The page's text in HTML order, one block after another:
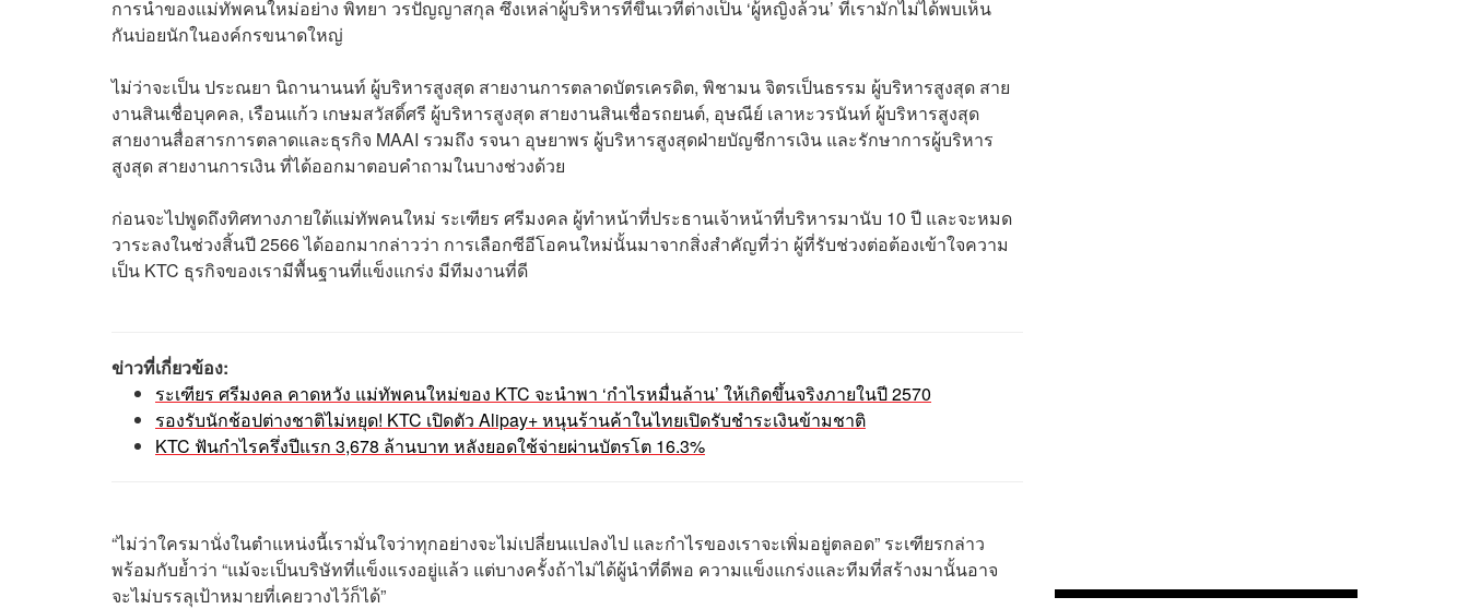
การนำของแม่ทัพคนใหม่อย่าง พิทยา วรปัญญาสกุล ซึ่งเหล่าผู้บริหารที่ขึ้นเวทีต่างเป็น ‘ผู้หญิงล้วน’ ที่เรามักไม่ได้พบเห็น
กันบ่อยนักในองค์กรขนาดใหญ่
ไม่ว่าจะเป็น ประณยา​ นิถานานนท์ ผู้บริหารสูงสุด สายงานการตลาดบัตรเครดิต, พิชามน​ จิตรเป็นธรรม ผู้บริหารสูงสุด สาย
งานสินเชื่อบุคคล, เรือนแก้ว​ เกษมสวัสดิ์ศรี ผู้บริหารสูงสุด สายงานสินเชื่อรถยนต์, อุษณีย์​ เลาหะวรนันท์ ผู้บริหารสูงสุด
สายงานสื่อสารการตลาดและธุรกิจ MAAI​ รวมถึง รจนา​ อุษยาพร ผู้บริหารสูงสุดฝ่ายบัญชีการเงิน และรักษาการผู้บริหาร
สูงสุด สายงานการเงิน ที่ได้ออกมาตอบคำถามในบางช่วงด้วย
ก่อนจะไปพูดถึงทิศทางภายใต้แม่ทัพคนใหม่ ระเฑียร ศรีมงคล ผู้ทำหน้าที่ประธานเจ้าหน้าที่บริหารมานับ 10 ปี และจะหมด
วาระลงในช่วงสิ้นปี 2566 ได้ออกมากล่าวว่า การเลือกซีอีโอคนใหม่นั้นมาจากสิ่งสำคัญที่ว่า ผู้ที่รับช่วงต่อต้องเข้าใจความ
เป็น KTC ธุรกิจของเรามีพื้นฐานที่แข็งแกร่ง มีทีมงานที่ดี
ข่าวที่เกี่ยวข้อง:
ระเฑียร ศรีมงคล คาดหวัง แม่ทัพคนใหม่ของ KTC จะนำพา ‘กำไรหมื่นล้าน’ ให้เกิดขึ้นจริงภายในปี 2570
รองรับนักช้อปต่างชาติไม่หยุด! KTC เปิดตัว Alipay+ หนุนร้านค้าในไทยเปิดรับชำระเงินข้ามชาติ
KTC ฟันกำไรครึ่งปีแรก 3,678 ล้านบาท หลังยอดใช้จ่ายผ่านบัตรโต 16.3%
“ไม่ว่าใครมานั่งในตำแหน่งนี้เรามั่นใจว่าทุกอย่างจะไม่เปลี่ยนแปลงไป และกำไรของเราจะเพิ่มอยู่ตลอด” ระเฑียรกล่าว
พร้อมกับย้ำว่า “แม้จะเป็นบริษัทที่แข็งแรงอยู่แล้ว แต่บางครั้งถ้าไม่ได้ผู้นำที่ดีพอ ความแข็งแกร่งและทีมที่สร้างมานั้นอาจ
จะไม่บรรลุเป้าหมายที่เคยวางไว้ก็ได้”